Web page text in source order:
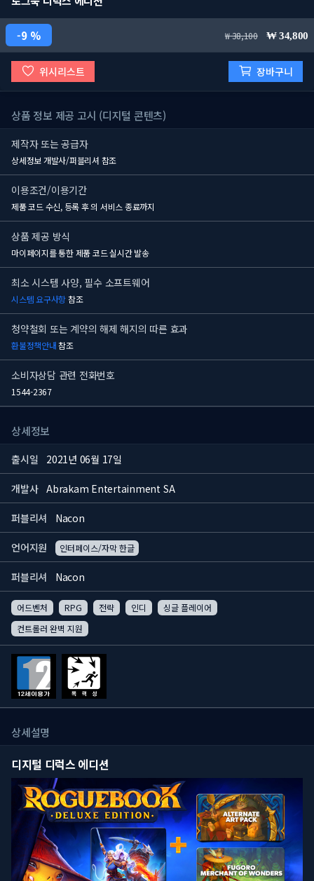
9 % 38,100 34,800
위시리스트 장바구니
상품 정보 제공 고시 (디지털 콘텐츠)
제작자 또는 공급자
상세정보 개발사/퍼블리셔 참조
이용조건/이용기간
제품 코드 수신, 등록 후의 서비스 종료까지
상품 제공 방식
마이페이지를 통한 제품 코드 실시간 발송
최소 시스템 사양, 필수 소프트웨어
시스템 요구사항참조
청약철회 또는 계약의 해제 해지의 따른 효과
환불정책안내참조
소비자상담 관련 전화번호
1544-2367
상세정보
출시일 2021년 06월 17일
개발사 Abrakam Entertainment SA
퍼블리셔 Nacon
언어지원 인터페이스/자막 한글
퍼블리셔 Nacon
어드벤처 RPG 전략 인디
싱글 플레이어
컨트롤러 완벽 지원
상세설명
디지털 디럭스 에디션